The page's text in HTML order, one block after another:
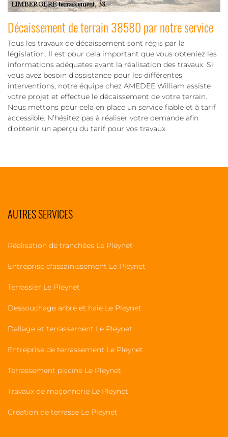
Décaissement de terrain 38580 par notre service
Tous les travaux de décaissement sont régis par la
législation. Il est pour cela important que vous obteniez les
informations adéquates avant la réalisation des travaux. Si
vous avez besoin d’assistance pour les différentes
interventions, notre équipe chez AMEDEE William assiste
votre projet et effectue le décaissement de votre terrain.
Nous mettons pour cela en place un service fiable et à tarif
accessible. N’hésitez pas à réaliser votre demande afin
d’obtenir un aperçu du tarif pour vos travaux.
AUTRES SERVICES
Réalisation de tranchées Le Pleynet
Entreprise d'assainissement Le Pleynet
Terrassier Le Pleynet
Dessouchage arbre et haie Le Pleynet
Dallage et terrassement Le Pleynet
Entreprise de terrassement Le Pleynet
Terrassement piscine Le Pleynet
Travaux de maçonnerie Le Pleynet
Création de terrasse Le Pleynet